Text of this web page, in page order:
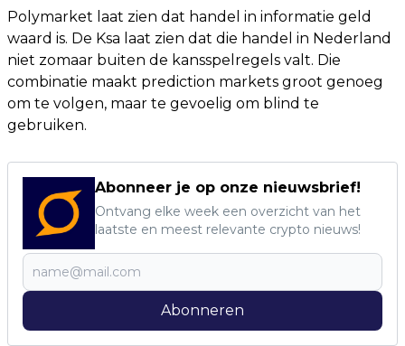
Polymarket laat zien dat handel in informatie geld
waard is. De Ksa laat zien dat die handel in Nederland
niet zomaar buiten de kansspelregels valt. Die
combinatie maakt prediction markets groot genoeg
om te volgen, maar te gevoelig om blind te
gebruiken.
Abonneer je op onze nieuwsbrief!
Ontvang elke week een overzicht van het
laatste en meest relevante crypto nieuws!
Abonneren